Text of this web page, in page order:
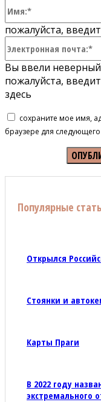
пожалуйста,
Вы ввели
пожалуйста,
здесь
сохраните мое имя,
браузере для
Популярные
Открылся
Стоянки и
Карты Праги
В 2022 году
экстремального